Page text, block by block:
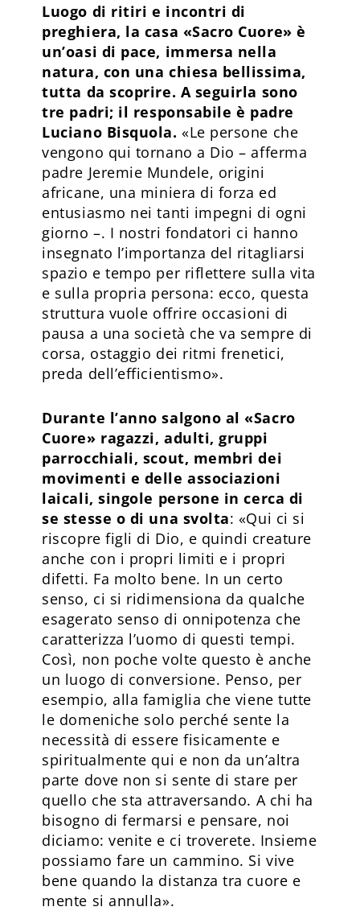
Luogo di ritiri e incontri di
preghiera, la casa «Sacro Cuore» è
un’oasi di pace, immersa nella
natura, con una chiesa bellissima,
tutta da scoprire. A seguirla sono
tre padri; il responsabile è padre
Luciano Bisquola. «Le persone che
vengono qui tornano a Dio – afferma
padre Jeremie Mundele, origini
africane, una miniera di forza ed
entusiasmo nei tanti impegni di ogni
giorno –. I nostri fondatori ci hanno
insegnato l’importanza del ritagliarsi
spazio e tempo per riflettere sulla vita
e sulla propria persona: ecco, questa
struttura vuole offrire occasioni di
pausa a una società che va sempre di
corsa, ostaggio dei ritmi frenetici,
preda dell’efficientismo».
Durante l’anno salgono al «Sacro
Cuore» ragazzi, adulti, gruppi
parrocchiali, scout, membri dei
movimenti e delle associazioni
laicali, singole persone in cerca di
se stesse o di una svolta: «Qui ci si
riscopre figli di Dio, e quindi creature
anche con i propri limiti e i propri
difetti. Fa molto bene. In un certo
senso, ci si ridimensiona da qualche
esagerato senso di onnipotenza che
caratterizza l’uomo di questi tempi.
Così, non poche volte questo è anche
un luogo di conversione. Penso, per
esempio, alla famiglia che viene tutte
le domeniche solo perché sente la
necessità di essere fisicamente e
spiritualmente qui e non da un’altra
parte dove non si sente di stare per
quello che sta attraversando. A chi ha
bisogno di fermarsi e pensare, noi
diciamo: venite e ci troverete. Insieme
possiamo fare un cammino. Si vive
bene quando la distanza tra cuore e
mente si annulla».